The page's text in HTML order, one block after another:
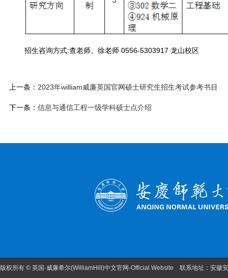
招生咨询方式:查老师、徐老师 0556-5303917 龙山校区
上一条： 2023年william威廉英国官网硕士研究生招生考试参考书目
下一条： 信息与通信工程一级学科硕士点介绍
版权所有 © 英国·威廉希尔(WilliamHill)中文官网-Official Website 联系地址：安徽